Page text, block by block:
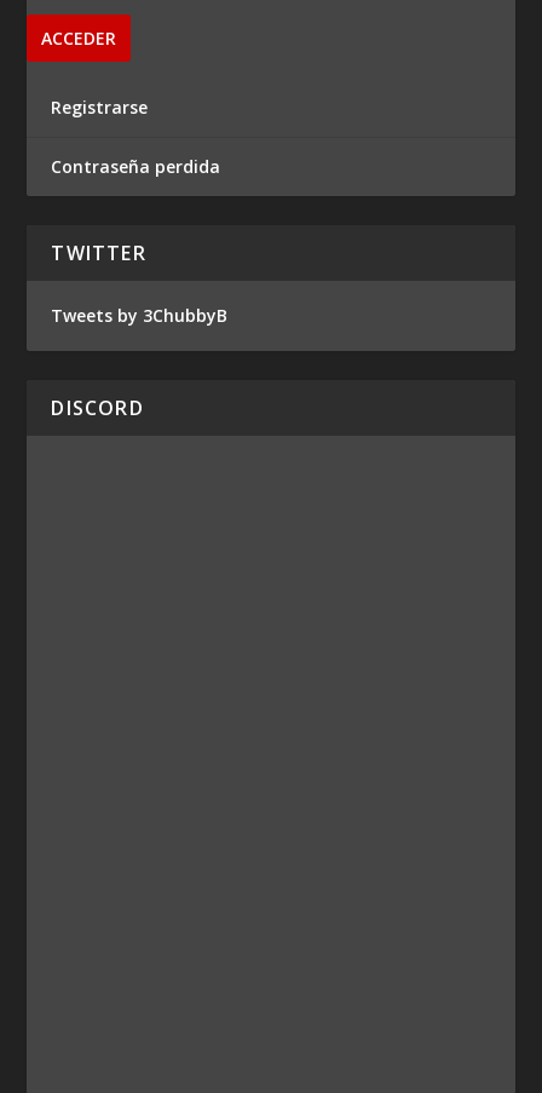
Registrarse
Contraseña perdida
TWITTER
Tweets by 3ChubbyB
DISCORD